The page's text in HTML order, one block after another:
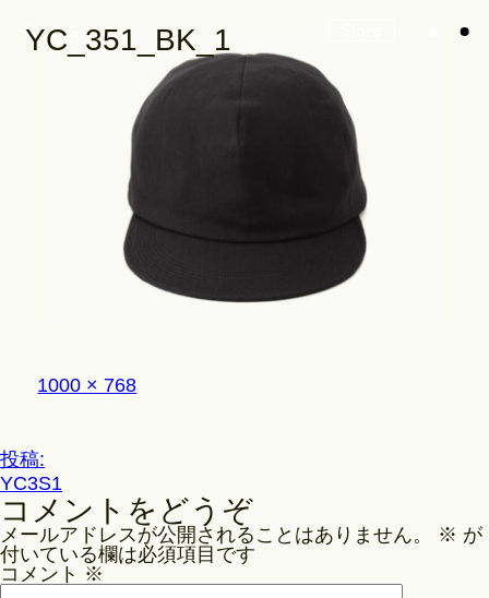
Philosophy
YC_351_BK_1
フ
ル
ズ
1000 × 768
投
稿
ナ
ビ
ゲ
投稿:
YC3S1
コメントをどうぞ
メールアドレスが公開されることはありません。 ※ が
付いている欄は必須項目です
コメント ※